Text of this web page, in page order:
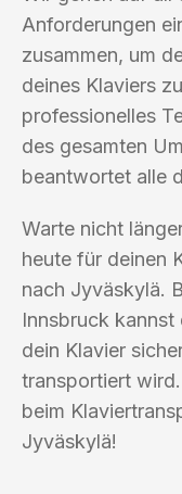
Anforderungen
zusammen, um
deines Klaviers
professionelles
des gesamten
beantwortet alle
Warte nicht
heute für deinen
nach Jyväskylä.
Innsbruck
dein Klavier
transportiert
beim
Jyväskylä!